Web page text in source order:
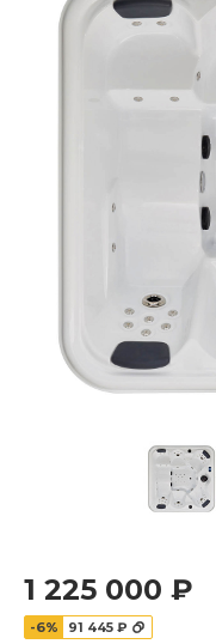
1 225 000 ₽
-6% 91 445 ₽